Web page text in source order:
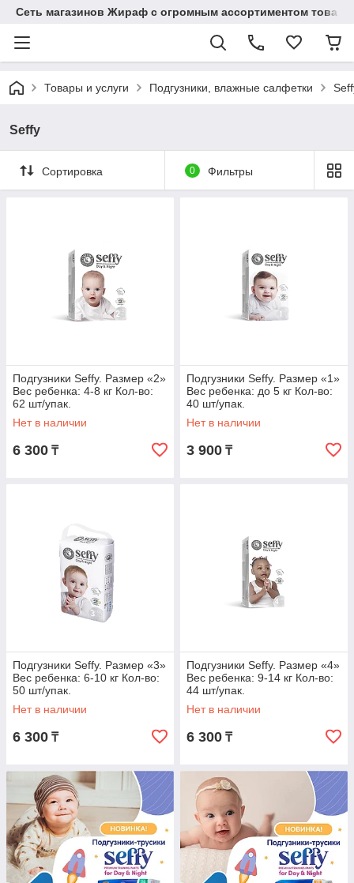
Сеть магазинов Жираф с огромным ассортиментом
Товары и услуги Подгузники, влажные салфетки
Seffy
Сортировка 0 Фильтры
Подгузники Seffy. Размер «2»
Вес ребенка: 4-8 кг Кол-во:
62 шт/упак.
Нет в наличии
6 300 ₸
Подгузники Seffy. Размер «1»
Вес ребенка: до 5 кг Кол-во:
40 шт/упак.
Нет в наличии
3 900 ₸
Подгузники Seffy. Размер «3»
Вес ребенка: 6-10 кг Кол-во:
50 шт/упак.
Нет в наличии
6 300 ₸
Подгузники Seffy. Размер «4»
Вес ребенка: 9-14 кг Кол-во:
44 шт/упак.
Нет в наличии
6 300 ₸